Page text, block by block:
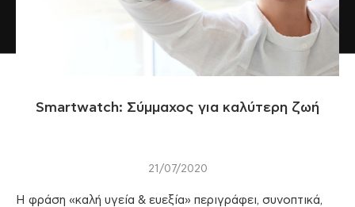
Smartwatch: Σύμμαχος για καλύτερη ζωή
21/07/2020
Η φράση «καλή υγεία & ευεξία» περιγράφει, συνοπτικά,